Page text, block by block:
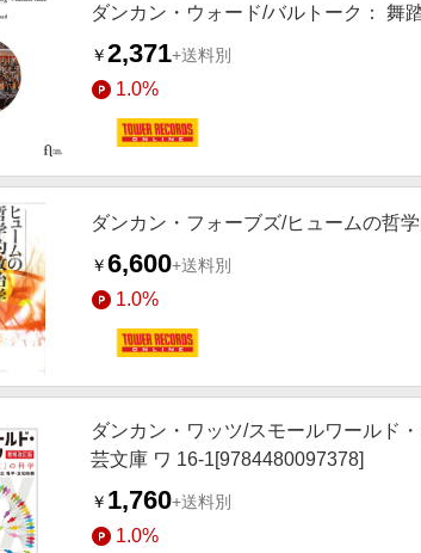
ダンカン・ウォード/バルトーク： 舞
￥2,371+送料別
1.0%
ダンカン・フォーブズ/ヒュームの哲
￥6,600+送料別
1.0%
ダンカン・ワッツ/スモールワールド
芸文庫 ワ 16-1[9784480097378]
￥ 1,760+送料別
1.0%